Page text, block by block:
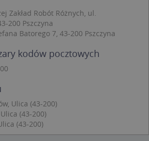
Zakład Robót Różnych, ul.
200 Pszczyna
Batorego 7, 43-200 Pszczyna
kodów pocztowych
Ulica (43-200)
(43-200)
(43-200)
Wydajność
Targetowanie
Niesklasyfikowane
funkcji strony internetowej, takich
użytkownika i zarządzanie kontem.
plików cookie nie można
Domena
.targeo.pl
CookieScript
.targeo.pl